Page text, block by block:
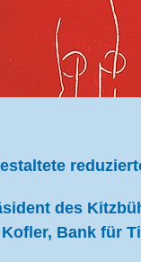
des
Bank für